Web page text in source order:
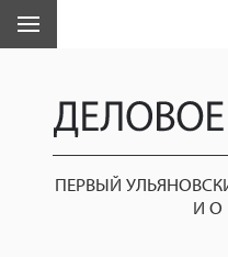
ПЕРВЫЙ
И О